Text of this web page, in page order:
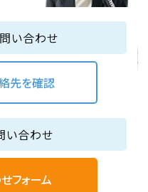
い合わせ
先を確認
い合わせ
フォーム